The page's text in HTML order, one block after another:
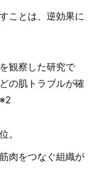
ことは、逆効果に
観察した研究で
の肌トラブルが確
。
肉をつなぐ組織が